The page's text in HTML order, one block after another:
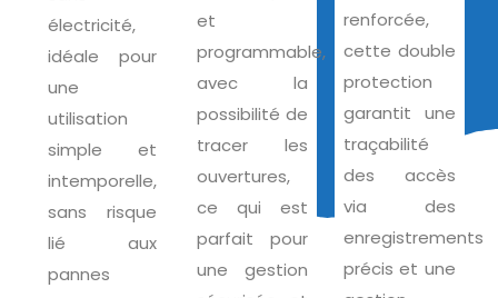
électricité,
idéale pour
une
utilisation
simple et
intemporelle,
sans risque
lié aux
pannes
et
programmable,
avec la
possibilité de
tracer les
ouvertures,
ce qui est
parfait pour
une gestion
renforcée,
cette double
protection
garantit une
traçabilité
des accès
via des
enregistrements
précis et une